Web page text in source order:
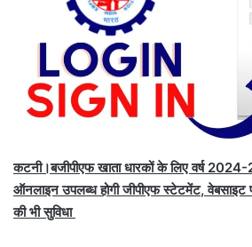
कटनी।बजीपीएफ खाता धारकों के लिए वर्ष 2024-
ऑनलाइन उपलब्ध होगीजीपीएफ स्टेटमेंट,वेबसाइट
की भी सुविधा